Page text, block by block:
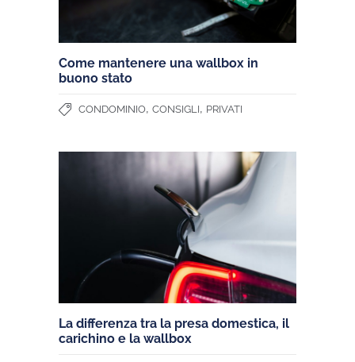
Come mantenere una wallbox in
buono stato
CONDOMINIO, CONSIGLI, PRIVATI
La differenza tra la presa domestica, il
carichino e la wallbox